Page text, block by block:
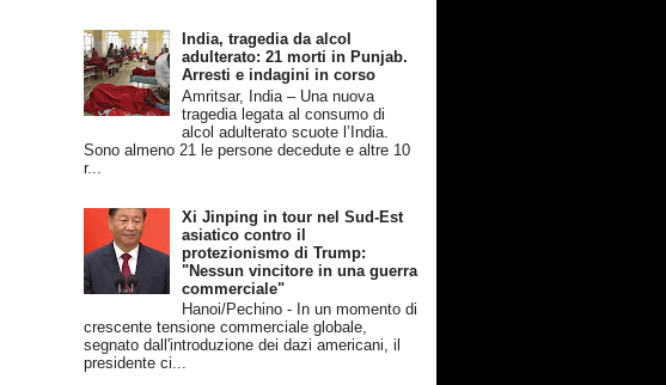
India, tragedia da alcol
adulterato: 21 morti in Punjab.
Arresti e indagini in corso
Amritsar, India – Una nuova
tragedia legata al consumo di
alcol adulterato scuote l’India.
Sono almeno 21 le persone decedute e altre 10
r...
Xi Jinping in tour nel Sud-Est
asiatico contro il
protezionismo di Trump:
"Nessun vincitore in una guerra
commerciale"
Hanoi/Pechino - In un momento di
crescente tensione commerciale globale,
segnato dall'introduzione dei dazi americani, il
presidente ci...